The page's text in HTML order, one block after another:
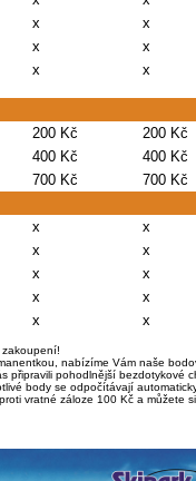
x
x
x
x
x x
200 Kč
200 Kč
400 Kč
400 Kč
700 Kč
700 Kč
x
x
x
x
x
x
x
x
x x
nabízíme Vám naše
připravili pohodlnější bezdotykové
body se odpočítávají
vratné záloze 100 Kč a můžete